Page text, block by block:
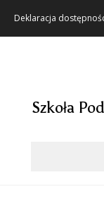
Deklaracja
Szkoła